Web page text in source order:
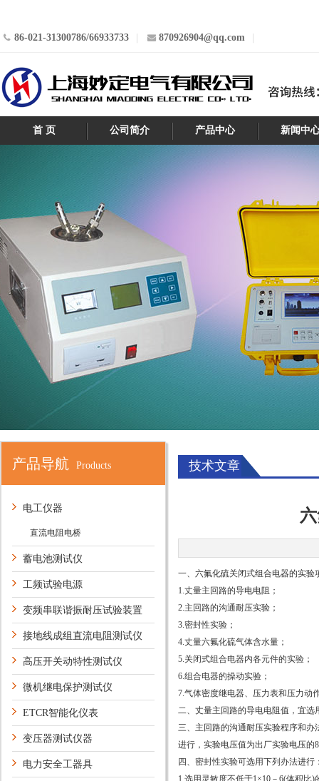
86-021-31300786/66933733 870926904@qq.com
首 页 公司简介 产品中心 新闻中
产品导航 Products
电工仪器
直流电阻电桥
蓄电池测试仪
工频试验电源
变频串联谐振耐压试验装置
接地线成组直流电阻测试仪
高压开关动特性测试仪
微机继电保护测试仪
ETCR智能化仪表
变压器测试仪器
电力安全工器具
技术文章
一、六氟化硫关闭式组合电器的实验
1.丈量主回路的导电电阻；
2.主回路的沟通耐压实验；
3.密封性实验；
4.丈量六氟化硫气体含水量；
5.关闭式组合电器内各元件的实验；
6.组合电器的操动实验；
7.气体密度继电器、压力表和压力动
二、丈量主回路的导电电阻值，宜选
三、主回路的沟通耐压实验程序和
进行，实验电压值为出厂实验电压的
四、密封性实验可选用下列办法进行
1.选用灵敏度不低于1×10－6(体积比